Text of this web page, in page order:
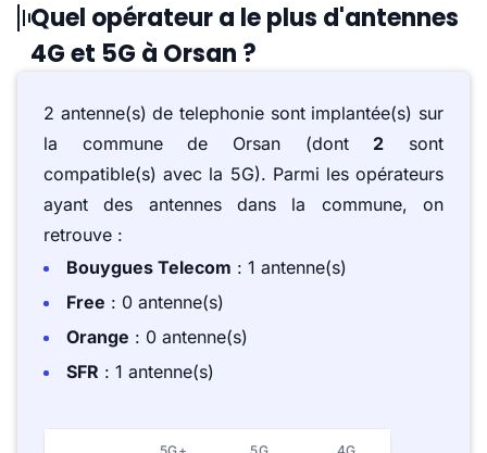
Quel opérateur a le plus d'antennes
4G et 5G à Orsan ?
2 antenne(s) de telephonie sont implantée(s) sur
la commune de Orsan (dont 2 sont
compatible(s) avec la 5G). Parmi les opérateurs
ayant des antennes dans la commune, on
retrouve :
Bouygues Telecom : 1 antenne(s)
Free : 0 antenne(s)
Orange : 0 antenne(s)
SFR : 1 antenne(s)